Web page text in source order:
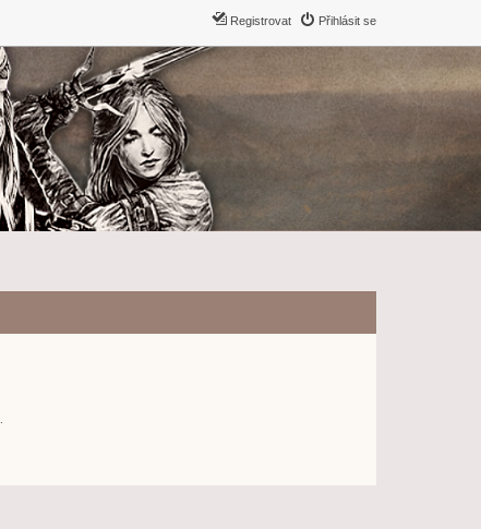
Přihlásit se
Registrovat